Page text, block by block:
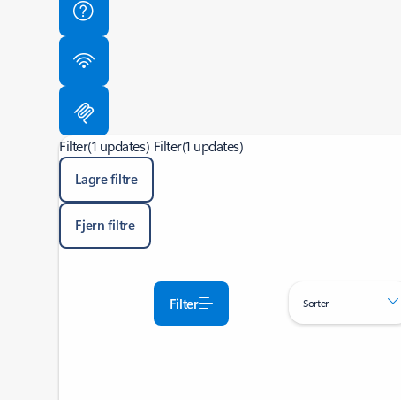
Filter(1 updates)
Lagre filtre
Fjern filtre
Filter(1 updates)
Filter Sorter